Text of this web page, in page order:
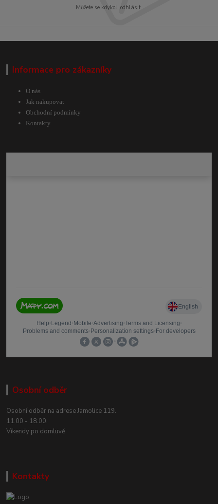
Můžete se kdykoli odhlásit.
Informace pro zákazníky
O nás
Jak nakupovat
Obchodní podmínky
Kontakty
Osobní odběr
Osobní odběr na adrese Jamolice 119.
11:00 - 18:00.
Víkendy po domluvě.
Kontakty